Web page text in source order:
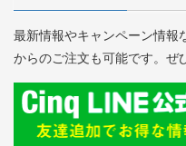
最新情報やキャンペーン情報
からのご注文も可能です。ぜ